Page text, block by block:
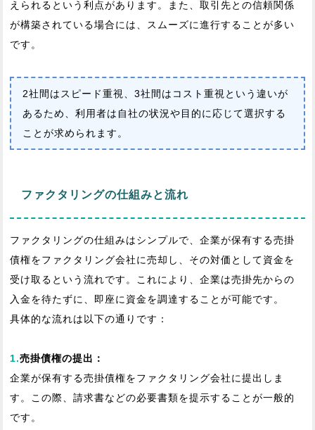
えられるという利点があります。また、取引先との信頼関係
が構築されている場合には、スムーズに進行することが多い
です。
2社間はスピード重視、3社間はコスト重視という違いが
あるため、利用者は自社の状況や目的に応じて選択する
ことが求められます。
ファクタリングの仕組みと流れ
ファクタリングの仕組みはシンプルで、企業が保有する売掛
債権をファクタリング会社に売却し、その対価として資金を
受け取るという流れです。これにより、企業は売掛先からの
入金を待たずに、即座に資金を調達することが可能です。
具体的な流れは以下の通りです：
1.売掛債権の提出：
企業が保有する売掛債権をファクタリング会社に提出しま
す。この際、請求書などの必要書類を提示することが一般的
です。